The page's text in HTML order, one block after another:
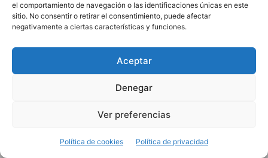
el comportamiento de navegación o las identificaciones únicas en este
sitio. No consentir o retirar el consentimiento, puede afectar
negativamente a ciertas características y funciones.
Aceptar
Denegar
Ver preferencias
Política de cookies Política de privacidad
© Musicamalaga